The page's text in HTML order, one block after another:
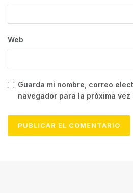
Web
Guarda mi nombre, correo
navegador para la próxima vez